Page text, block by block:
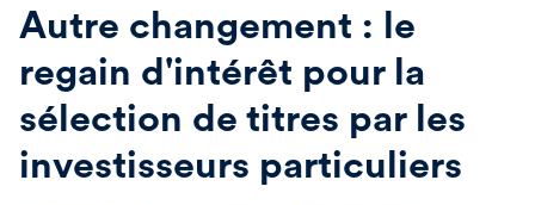
Autre changement : le
regain d'intérêt pour la
sélection de titres par les
investisseurs particuliers